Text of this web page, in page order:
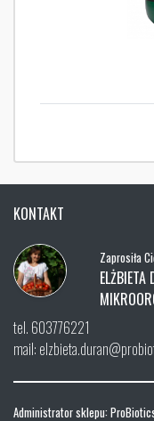
KONTAKT
Zaprosiła
tel. 603776221
mail:
Administrator sklepu: